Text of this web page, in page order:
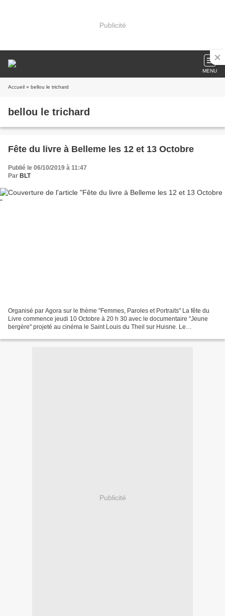
Publicité
MENU
Accueil » bellou le trichard
bellou le trichard
Fête du livre à Belleme les 12 et 13 Octobre
Publié le 06/10/2019 à 11:47
Par BLT
Organisé par Agora sur le thème "Femmes, Paroles et Portraits" La fête du
Livre commence jeudi 10 Octobre à 20 h 30 avec le documentaire "Jeune
bergère" projeté au cinéma le Saint Louis du Theil sur Huisne. Le
Publicité